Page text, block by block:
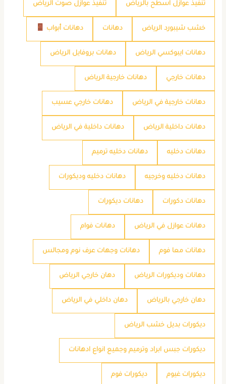
تنفيذ عوازل اسطح بالرياض تنفيذ عوازل صوت الرياض
خشب شيبورد الرياض دهانات دهانات أبواب
دهانات ايبوكسي الرياض دهانات بروفايل الرياض
دهانات خارجي دهانات خارجية الرياض
دهانات خارجية في الرياض دهانات خارجي عسيب
دهانات داخلية الرياض دهانات داخلية في الرياض
دهانات دخليه دهانات دخليه ترميم
دهانات دخليه وخرجيه دهانات دخليه وديكورات
دهانات دكورات دهانات ديكورات
دهانات عوازل في الرياض دهانات فوام
دهانات معا فوم دهانات وجهات عرف نوم ومجالس
دهانات وديكورات الرياض دهان خارجي الرياض
دهان خارجي بالرياض دهان داخلي في الرياض
ديكورات بديل خشب الرياض
ديكورات جبس ابراد وترميم وجميع انواع ادهانات
ديكورات غيوم ديكورات فوم